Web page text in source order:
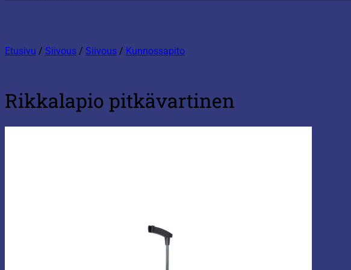
Etusivu / Siivous / Siivous / Kunnossapito
Rikkalapio pitkävartinen